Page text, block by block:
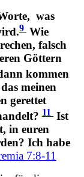
was
9 Wie
falsch
Göttern
kommen
meinen
gerettet
11
Ist
in euren
Ich habe
7:8-11